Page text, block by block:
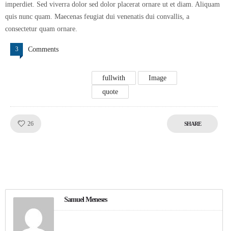
imperdiet. Sed viverra dolor sed dolor placerat ornare ut et diam. Aliquam
quis nunc quam. Maecenas feugiat dui venenatis dui convallis, a
consectetur quam ornare.
3 Comments
fullwith
Image
quote
26 SHARE
Samuel Meneses